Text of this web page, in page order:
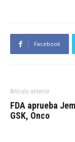
Facebook
Artículo anterior
FDA aprueba
GSK, Onco